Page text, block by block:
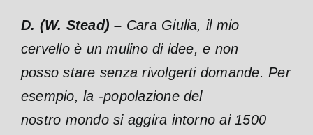
D. (W. Stead) – Cara Giulia, il mio
cervello è un mulino di idee, e non
possostare senza rivolgerti domande. Per
esempio, la -popolazione del
nostro mondo si aggira intorno ai 1500